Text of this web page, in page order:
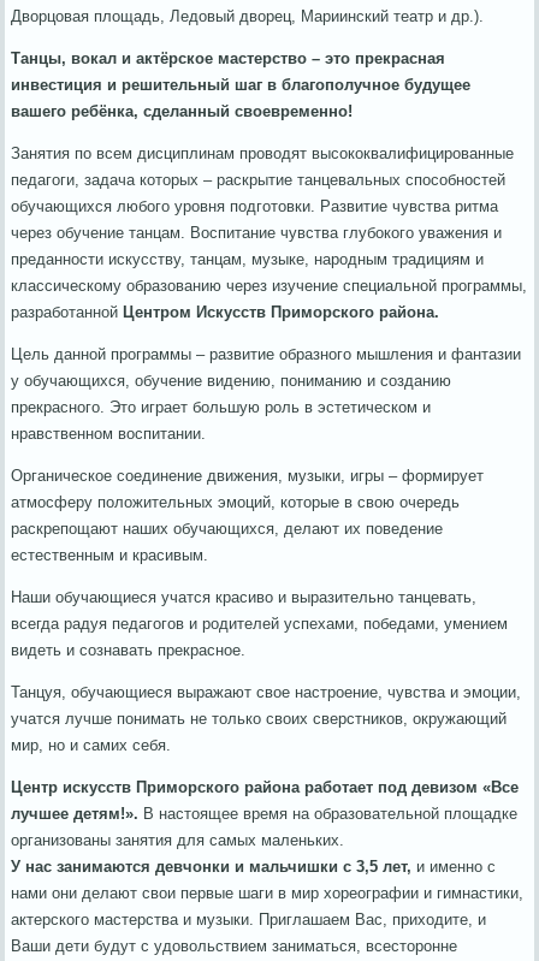
Дворцовая площадь, Ледовый дворец, Мариинский театр и др.).
Танцы, вокал и актёрское мастерство – это прекрасная
инвестиция и решительный шаг в благополучное будущее
вашего ребёнка, сделанный своевременно!
Занятия по всем дисциплинам проводят высококвалифицированные
педагоги, задача которых – раскрытие танцевальных способностей
обучающихся любого уровня подготовки. Развитие чувства ритма
через обучение танцам. Воспитание чувства глубокого уважения и
преданности искусству, танцам, музыке, народным традициям и
классическому образованию через изучение специальной программы,
разработаннойЦентром Искусств Приморского района.
Цель данной программы – развитие образного мышления и фантазии
у обучающихся, обучение видению, пониманию и созданию
прекрасного. Это играет большую роль в эстетическом и
нравственном воспитании.
Органическое соединение движения, музыки, игры – формирует
атмосферу положительных эмоций, которые в свою очередь
раскрепощают наших обучающихся, делают их поведение
естественным и красивым.
Наши обучающиеся учатся красиво и выразительно танцевать,
всегда радуя педагогов и родителей успехами, победами, умением
видеть и сознавать прекрасное.
Танцуя, обучающиеся выражают свое настроение, чувства и эмоции,
учатся лучше понимать не только своих сверстников, окружающий
мир, но и самих себя.
Центр искусств Приморского района работает под девизом «Все
лучшее детям!». В настоящее время на образовательной площадке
организованы занятия для самых маленьких.
У нас занимаются девчонки и мальчишки с 3,5 лет, и именно с
нами они делают свои первые шаги в мир хореографии и гимнастики,
актерского мастерства и музыки. Приглашаем Вас, приходите, и
Ваши дети будут с удовольствием заниматься, всесторонне